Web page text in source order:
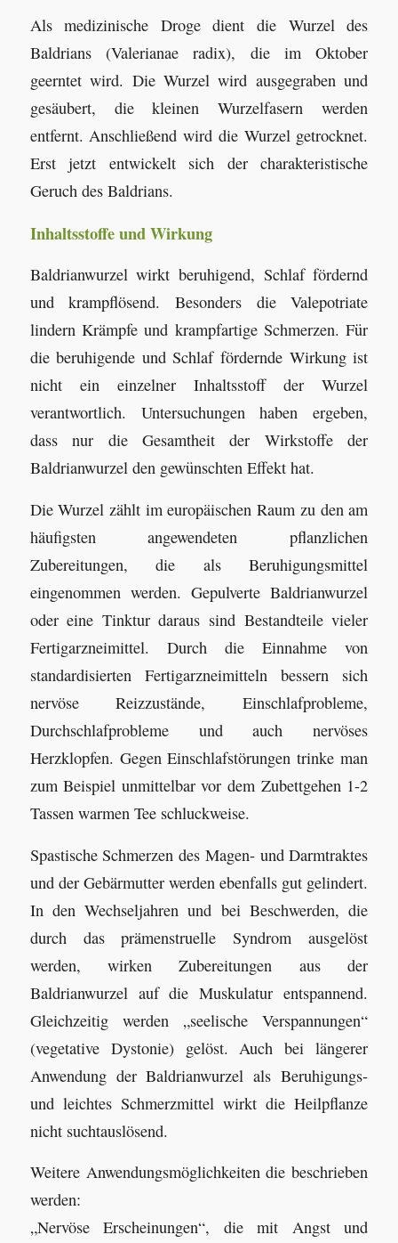
Als medizinische Droge dient die Wurzel des
Baldrians (Valerianae radix), die im Oktober
geerntet wird. Die Wurzel wird ausgegraben und
gesäubert, die kleinen Wurzelfasern werden
entfernt. Anschließend wird die Wurzel getrocknet.
Erst jetzt entwickelt sich der charakteristische
Geruch des Baldrians.
Inhaltsstoffe und Wirkung
Baldrianwurzel wirkt beruhigend, Schlaf fördernd
und krampflösend. Besonders die Valepotriate
lindern Krämpfe und krampfartige Schmerzen. Für
die beruhigende und Schlaf fördernde Wirkung ist
nicht ein einzelner Inhaltsstoff der Wurzel
verantwortlich. Untersuchungen haben ergeben,
dass nur die Gesamtheit der Wirkstoffe der
Baldrianwurzel den gewünschten Effekt hat.
Die Wurzel zählt im europäischen Raum zu den am
häufigsten angewendeten pflanzlichen
Zubereitungen, die als Beruhigungsmittel
eingenommen werden. Gepulverte Baldrianwurzel
oder eine Tinktur daraus sind Bestandteile vieler
Fertigarzneimittel. Durch die Einnahme von
standardisierten Fertigarzneimitteln bessern sich
nervöse Reizzustände, Einschlafprobleme,
Durchschlafprobleme und auch nervöses
Herzklopfen. Gegen Einschlafstörungen trinke man
zum Beispiel unmittelbar vor dem Zubettgehen 1-2
Tassen warmen Tee schluckweise.
Spastische Schmerzen des Magen- und Darmtraktes
und der Gebärmutter werden ebenfalls gut gelindert.
In den Wechseljahren und bei Beschwerden, die
durch das prämenstruelle Syndrom ausgelöst
werden, wirken Zubereitungen aus der
Baldrianwurzel auf die Muskulatur entspannend.
Gleichzeitig werden „seelische Verspannungen“
(vegetative Dystonie) gelöst. Auch bei längerer
Anwendung der Baldrianwurzel als Beruhigungs-
und leichtes Schmerzmittel wirkt die Heilpflanze
nicht suchtauslösend.
Weitere Anwendungsmöglichkeiten die beschrieben
werden:
„Nervöse Erscheinungen“, die mit Angst und